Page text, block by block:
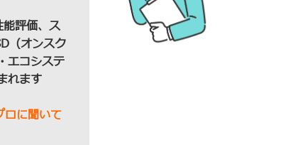
評価、ス
（オンスク
エコシステ
れます
ロに聞いて